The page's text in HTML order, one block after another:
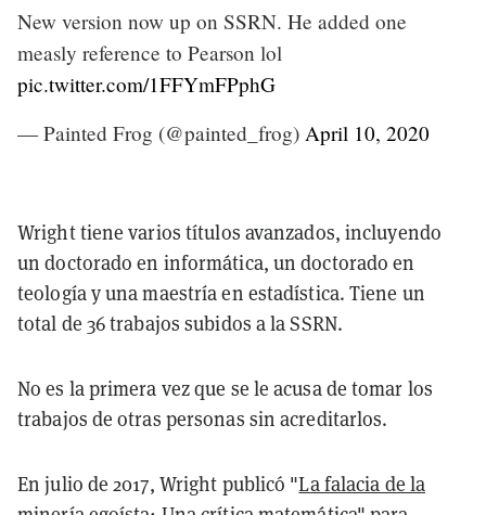
New version now up on SSRN. He added one
measly reference to Pearson lol
pic.twitter.com/1FFYmFPphG
— Painted Frog (@painted_frog) April 10, 2020
Wright tiene varios títulos avanzados, incluyendo
un doctorado en informática, un doctorado en
teología y una maestría en estadística. Tiene un
total de 36 trabajos subidos a la SSRN.
No es la primera vez que se le acusa de tomar los
trabajos de otras personas sin acreditarlos.
En julio de 2017, Wright publicó "La falacia de la